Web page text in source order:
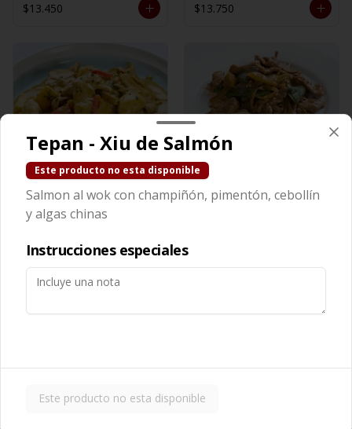
$13.450 $13.750
Cerdo Curry
$13.450
Cerdo Mongoliano
Tepan - Xiu de Salmón
Este producto no esta disponible
Salmon al wok con champiñón, pimentón, cebollín
y algas chinas
Instrucciones especiales
Este producto no esta disponible